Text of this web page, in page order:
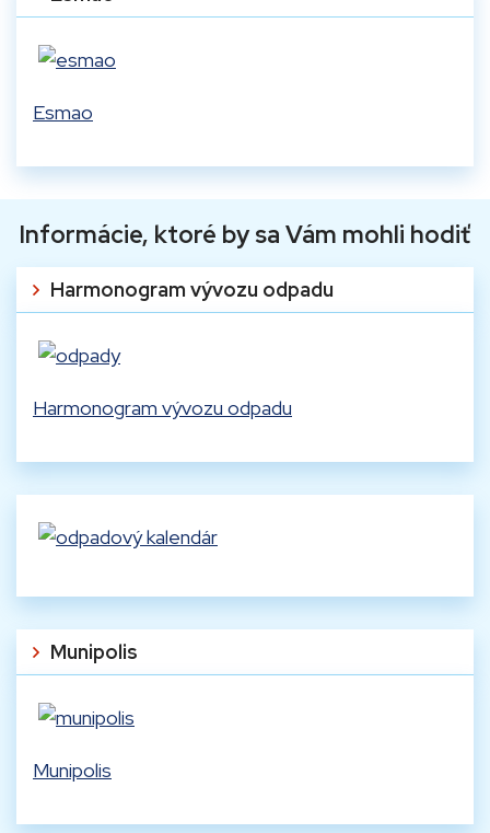
Esmao
Informácie, ktoré by sa Vám mohli hodiť
Harmonogram vývozu odpadu
Harmonogram vývozu odpadu
Munipolis
Munipolis